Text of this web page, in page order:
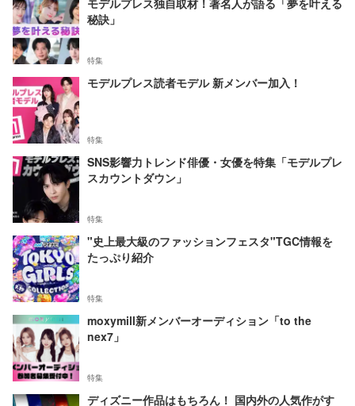
モデルプレス独自取材！著名人が語る「夢を叶える
秘訣」
特集
モデルプレス読者モデル 新メンバー加入！
特集
SNS影響力トレンド俳優・女優を特集「モデルプレ
スカウントダウン」
特集
"史上最大級のファッションフェスタ"TGC情報を
たっぷり紹介
特集
moxymill新メンバーオーディション「to the
nex7」
特集
ディズニー作品はもちろん！ 国内外の人気作がす